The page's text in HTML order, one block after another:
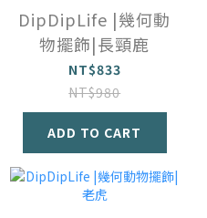
DipDipLife |幾何動
物擺飾|長頸鹿
NT$833
NT$980
ADD TO CART